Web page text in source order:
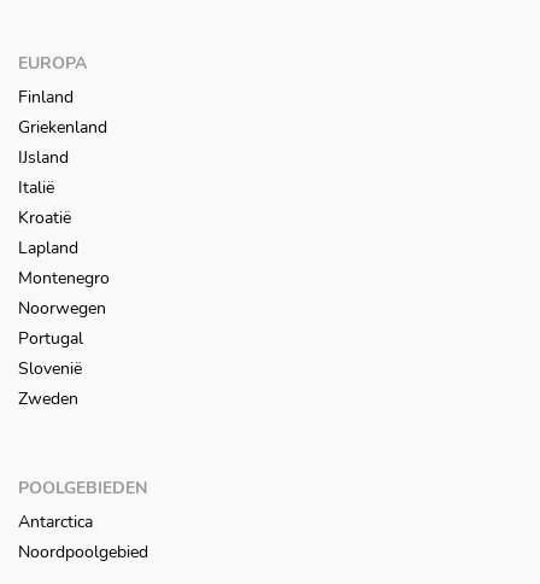
EUROPA
Finland
Griekenland
IJsland
Italië
Kroatië
Lapland
Montenegro
Noorwegen
Portugal
Slovenië
Zweden
POOLGEBIEDEN
Antarctica
Noordpoolgebied